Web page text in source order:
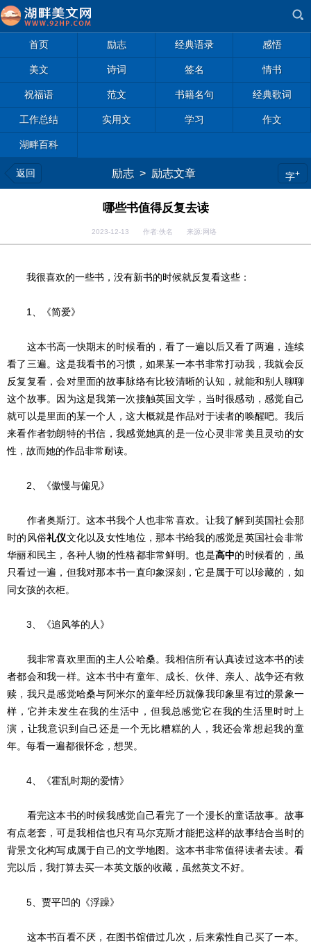
首页 励志 经典语录 感悟
美文 诗词 签名 情书
祝福语 范文 书籍名句 经典歌词
工作总结 实用文 学习 作文
湖畔百科
返回 励志 > 励志文章 字+
哪些书值得反复去读
2023-12-13 作者:佚名 来源:网络
我很喜欢的一些书，没有新书的时候就反复看这些：
1、《简爱》
这本书高一快期末的时候看的，看了一遍以后又看了两遍，连续
看了三遍。这是我看书的习惯，如果某一本书非常打动我，我就会反
反复复看，会对里面的故事脉络有比较清晰的认知，就能和别人聊聊
这个故事。因为这是我第一次接触英国文学，当时很感动，感觉自己
就可以是里面的某一个人，这大概就是作品对于读者的唤醒吧。我后
来看作者勃朗特的书信，我感觉她真的是一位心灵非常美且灵动的女
性，故而她的作品非常耐读。
2、《傲慢与偏见》
作者奥斯汀。这本书我个人也非常喜欢。让我了解到英国社会那
时的风俗礼仪文化以及女性地位，那本书给我的感觉是英国社会非常
华丽和民主，各种人物的性格都非常鲜明。也是高中的时候看的，虽
只看过一遍，但我对那本书一直印象深刻，它是属于可以珍藏的，如
同女孩的衣柜。
3、《追风筝的人》
我非常喜欢里面的主人公哈桑。我相信所有认真读过这本书的读
者都会和我一样。这本书中有童年、成长、伙伴、亲人、战争还有救
赎，我只是感觉哈桑与阿米尔的童年经历就像我印象里有过的景象一
样，它并未发生在我的生活中，但我总感觉它在我的生活里时时上
演，让我意识到自己还是一个无比糟糕的人，我还会常想起我的童
年。每看一遍都很怀念，想哭。
4、《霍乱时期的爱情》
看完这本书的时候我感觉自己看完了一个漫长的童话故事。故事
有点老套，可是我相信也只有马尔克斯才能把这样的故事结合当时的
背景文化构写成属于自己的文学地图。这本书非常值得读者去读。看
完以后，我打算去买一本英文版的收藏，虽然英文不好。
5、贾平凹的《浮躁》
这本书百看不厌，在图书馆借过几次，后来索性自己买了一本。